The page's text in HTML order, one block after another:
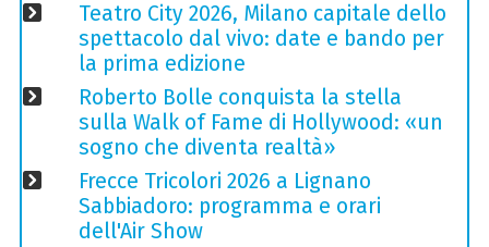
Teatro City 2026, Milano capitale dello
spettacolo dal vivo: date e bando per
la prima edizione
Roberto Bolle conquista la stella
sulla Walk of Fame di Hollywood: «un
sogno che diventa realtà»
Frecce Tricolori 2026 a Lignano
Sabbiadoro: programma e orari
dell'Air Show